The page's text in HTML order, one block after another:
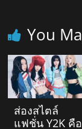
You
ส่องสไตล์
แฟชั่น Y2K คือ